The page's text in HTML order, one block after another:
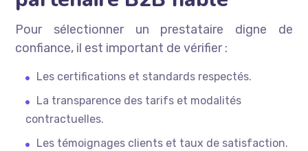
Pour sélectionner un prestataire digne de
confiance, il est important de vérifier :
Les certifications et standards respectés.
La transparence des tarifs et modalités
contractuelles.
Les témoignages clients et taux de satisfaction.